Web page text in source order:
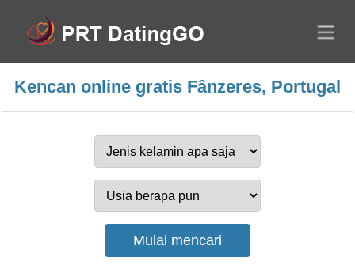
Kencan online gratis Fânzeres, Portugal